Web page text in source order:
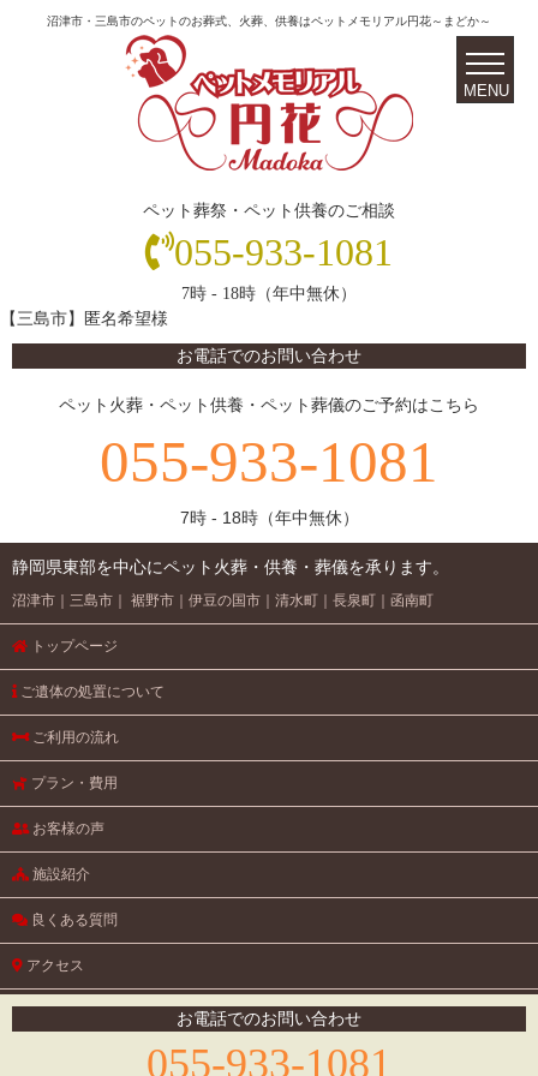
沼津市・三島市のペットのお葬式、火葬、供養はペットメモリアル円花～まどか～
ペット葬祭・ペット供養のご相談
055-933-1081
7時 - 18時（年中無休）
【三島市】匿名希望様
お電話でのお問い合わせ
ペット火葬・ペット供養・ペット葬儀のご予約はこちら
055-933-1081
7時 - 18時（年中無休）
静岡県東部を中心にペット火葬・供養・葬儀を承ります。
沼津市 三島市 裾野市 伊豆の国市 清水町 長泉町 函南町
トップページ
ご遺体の処置について
ご利用の流れ
プラン・費用
お客様の声
施設紹介
良くある質問
アクセス
円教寺のご紹介 お電話でのお問い合わせ
055-933-1081